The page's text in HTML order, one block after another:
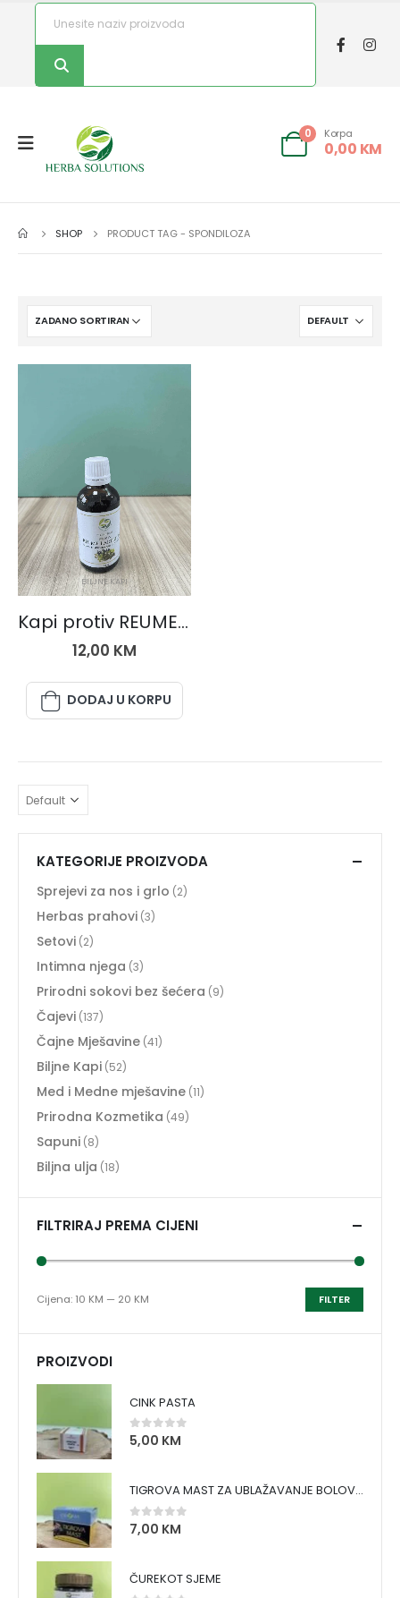
0 Korpa
0,00 KM
SHOP PRODUCT TAG - SPONDILOZA
BILJNE KAPI
Kapi protiv REUME I ARTRITISA (išijasa, diskushernije i spondiloze), kapi
12,00 KM
DODAJ U KORPU
KATEGORIJE PROIZVODA
Sprejevi za nos i grlo (2)
Herbas prahovi (3)
Setovi (2)
Intimna njega (3)
Prirodni sokovi bez šećera (9)
Čajevi (137)
Čajne Mješavine (41)
Biljne Kapi (52)
Med i Medne mješavine (11)
Prirodna Kozmetika (49)
Sapuni (8)
Biljna ulja (18)
FILTRIRAJ PREMA CIJENI
FILTER
Cijena: 10 KM — 20 KM
PROIZVODI
CINK PASTA
0 out of 5
5,00 KM
TIGROVA MAST ZA UBLAŽAVANJE BOLOVA I ZAGRIJAVANJE MIŠIĆA
0 out of 5
7,00 KM
ČUREKOT SJEME